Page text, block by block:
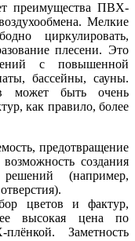
преимущества ПВХ-
Мелкие
циркулировать,
плесени. Это
с повышенной
бассейны, сауны.
может быть очень
как правило, более
предотвращение
создания
решений (например,
цветов и фактур,
высокая цена по
Заметность